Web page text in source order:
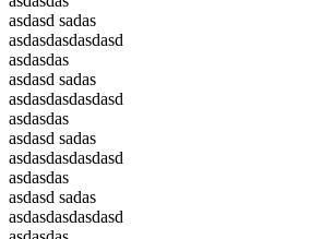
asdasd sadas
asdasdasdasdasd
asdasdas
asdasd sadas
asdasdasdasdasd
asdasdas
asdasd sadas
asdasdasdasdasd
asdasdas
asdasd sadas
asdasdasdasdasd